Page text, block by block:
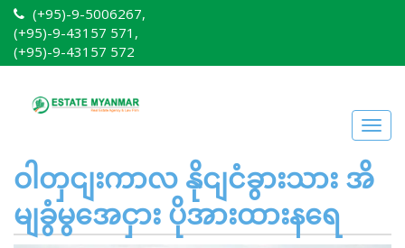
(+95)-9-5006267,
(+95)-9-43157 571,
(+95)-9-43157 572
ဝါတှငျးကာလ နိုငျငံခွားသား အိ
မျခွံမွအေငှား ပိုအားထားနရေ